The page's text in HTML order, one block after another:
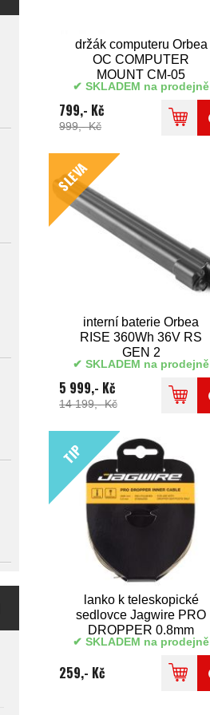
držák computeru Orbea
OC COMPUTER
MOUNT CM-05
SKLADEM na prodejně
799,- Kč
999,- Kč
SLEVA
interní baterie Orbea
RISE 360Wh 36V RS
GEN 2
SKLADEM na prodejně
5 999,- Kč
14 199,- Kč
TIP
lanko k teleskopické
sedlovce Jagwire PRO
DROPPER 0.8mm
SKLADEM na prodejně
259,- Kč